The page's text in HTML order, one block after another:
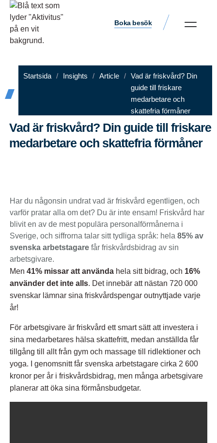
Boka besök
Startsida / Insights / Article / Vad är friskvård? Din
guide till friskare
medarbetare och
skattefria förmåner
Vad är friskvård? Din guide till friskare
medarbetare och skattefria förmåner
Har du någonsin undrat vad är friskvård egentligen, och
varför pratar alla om det? Du är inte ensam! Friskvård har
blivit en av de mest populära personalförmånerna i
Sverige, och siffrorna talar sitt tydliga språk: hela 85% av
svenska arbetstagare får friskvårdsbidrag av sin
arbetsgivare.
Men 41% missar att använda hela sitt bidrag, och 16%
använder det inte alls. Det innebär att nästan 720 000
svenskar lämnar sina friskvårdspengar outnyttjade varje
år!​
För arbetsgivare är friskvård ett smart sätt att investera i
sina medarbetares hälsa skattefritt, medan anställda får
tillgång till allt från gym och massage till ridlektioner och
yoga. I genomsnitt får svenska arbetstagare cirka 2 600
kronor per år i friskvårdsbidrag, men många arbetsgivare
planerar att öka sina förmånsbudgetar.